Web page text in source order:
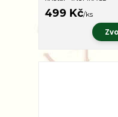
499 Kč/ks